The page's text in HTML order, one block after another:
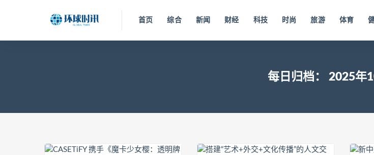
首页 综合 新闻 财经 科技 时尚 旅游 体育
每日归档： 2025年